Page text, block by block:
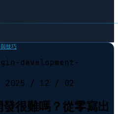
技巧
development-
2025 / 12 / 02
很難嗎？從零寫出